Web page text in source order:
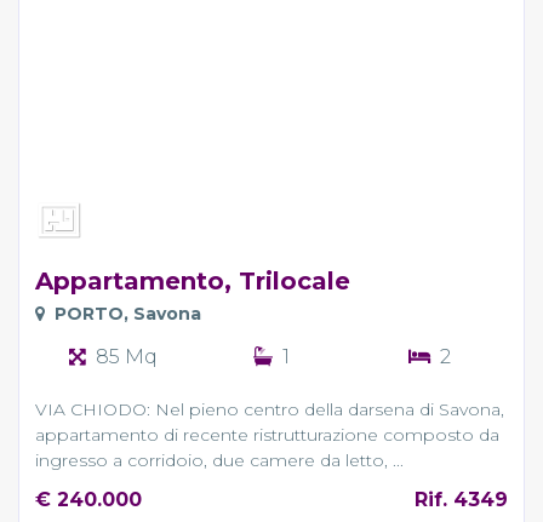
Appartamento, Trilocale
PORTO, Savona
85 Mq 1 2
VIA CHIODO: Nel pieno centro della darsena di Savona,
appartamento di recente ristrutturazione composto da
ingresso a corridoio, due camere da letto, ...
€ 240.000 Rif. 4349